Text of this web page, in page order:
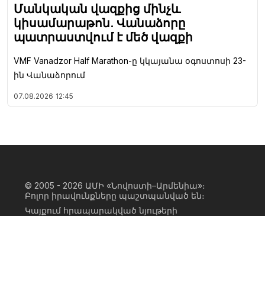
Մանկական վազքից մինչև
կիսամարաթոն. Վանաձորը
պատրաստվում է մեծ վազքի
VMF Vanadzor Half Marathon-ը կկայանա օգոստոսի 23-
ին Վանաձորում
07.08.2026 12:45
© 2005 - 2026 ԱՄԻ «Նովոստի–Արմենիա»։
Բոլոր իրավունքները պաշտպանված են։
Կայքում հրապարակված նյութերի